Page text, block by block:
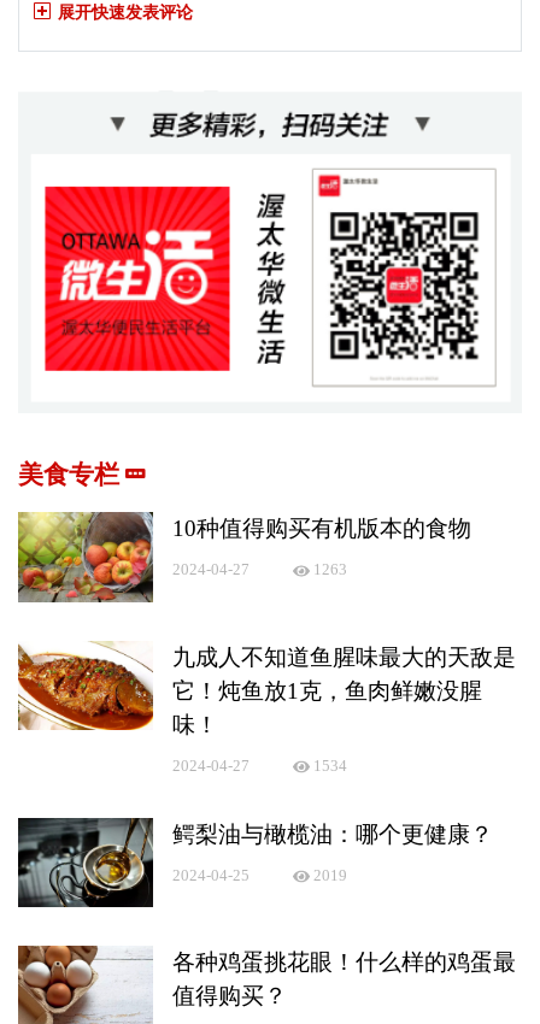
展开快速发表评论
美食专栏
10种值得购买有机版本的食物
2024-04-27 1263
九成人不知道鱼腥味最大的天敌是
它！炖鱼放1克，鱼肉鲜嫩没腥
味！
2024-04-27 1534
鳄梨油与橄榄油：哪个更健康？
2024-04-25 2019
各种鸡蛋挑花眼！什么样的鸡蛋最
值得购买？